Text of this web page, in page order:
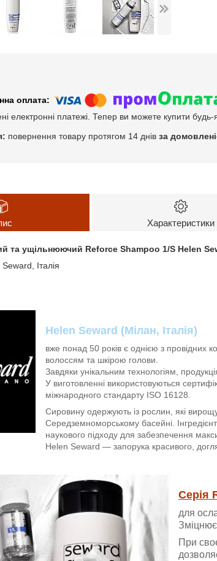
електронні платежі. Тепер ви можете купити
повернення товару протягом 14 днів за
Характеристики
та ущільнюючий Reforce Shampoo 1/S Helen
Італія
Helen Seward (Мілан, Італія)
вже понад 50 років є однією з провідних
волоссям та шкірою голови.
Завдяки унікальним технологіям,
У виготовленні використовуються
міжнародного стандарту ISO 16128.
Сировину одержують із рослин, які
Середземноморському басейні.
наукового підходу для забезпечення
Helen Seward — запорука красивого,
Серія
для
При